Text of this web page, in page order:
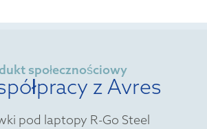
społecznościowy
z Avres
pod laptopy R-Go Steel